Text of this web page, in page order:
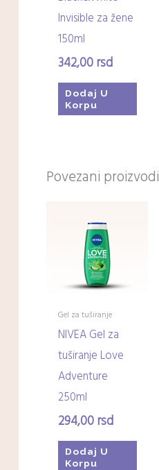
Invisible za žene
150ml
342,00rsd
Dodaj U
Korpu
Povezani proizvodi
Gel za tuširanje
NIVEA Gel za
tuširanje Love
Adventure
250ml
294,00rsd
Dodaj U
Korpu